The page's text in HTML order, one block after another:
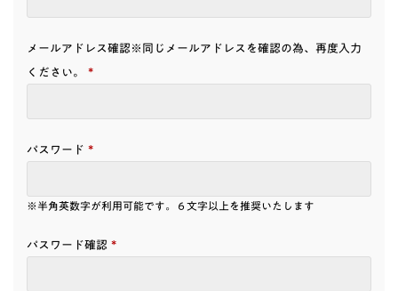
メールアドレス確認※同じメールアドレスを確認の為、再度入力
ください。 *
パスワード *
※半角英数字が利用可能です。６文字以上を推奨いたします
パスワード確認 *